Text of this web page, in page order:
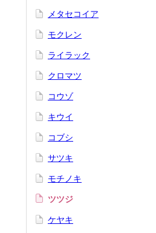
メタセコイア
モクレン
ライラック
クロマツ
コウゾ
キウイ
コブシ
サツキ
モチノキ
ツツジ
ケヤキ